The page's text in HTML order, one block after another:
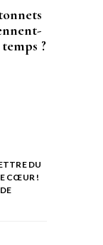
?
DU
CŒUR !